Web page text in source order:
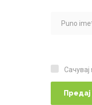
Сачувај моје име, е-пошту и веб место у овом прегледачу веба за